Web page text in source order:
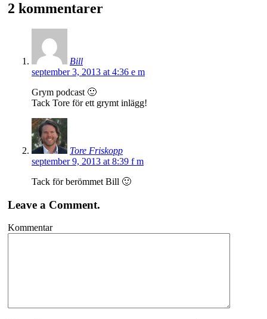
2 kommentarer
Bill
september 3, 2013 at 4:36 e m
Grym podcast 🙂
Tack Tore för ett grymt inlägg!
Tore Friskopp
september 9, 2013 at 8:39 f m
Tack för berömmet Bill 🙂
Leave a Comment.
Kommentar